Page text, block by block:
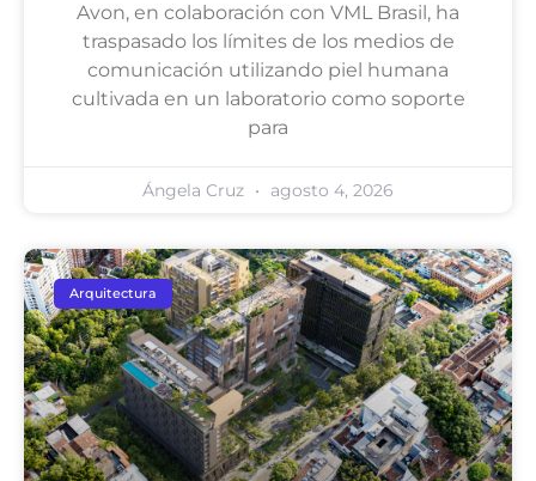
Avon, en colaboración con VML Brasil, ha
traspasado los límites de los medios de
comunicación utilizando piel humana
cultivada en un laboratorio como soporte
para
Ángela Cruz agosto 4, 2026
Arquitectura